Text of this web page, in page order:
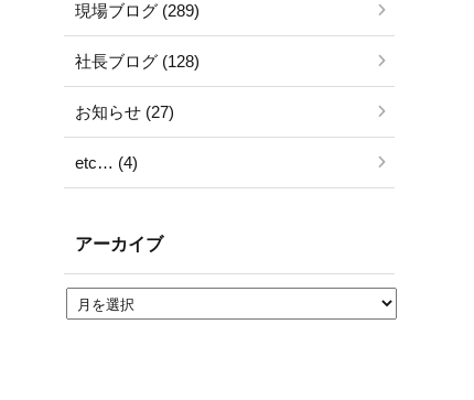
現場ブログ (289)
社長ブログ (128)
お知らせ (27)
etc… (4)
アーカイブ